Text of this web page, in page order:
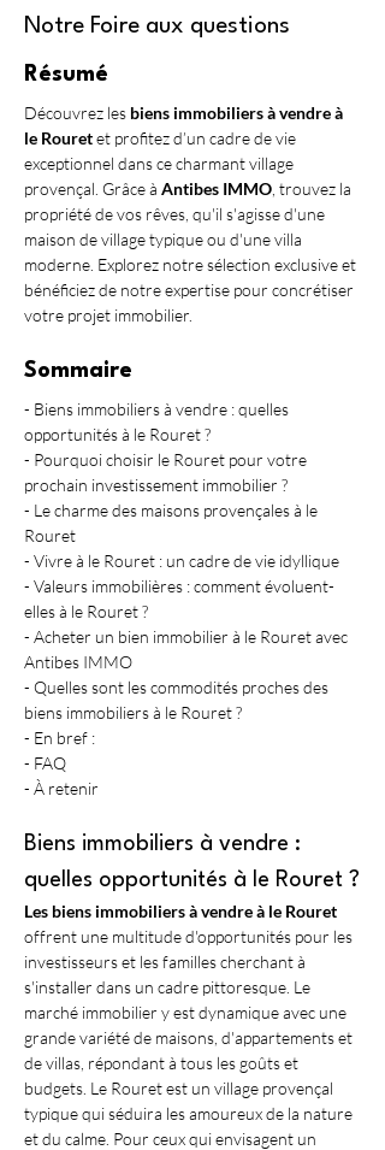
Notre Foire aux questions
Résumé
Découvrez les biens immobiliers à vendre à
le Rouret et profitez d’un cadre de vie
exceptionnel dans ce charmant village
provençal. Grâce à Antibes IMMO , trouvez la
propriété de vos rêves, qu'il s'agisse d'une
maison de village typique ou d'une villa
moderne. Explorez notre sélection exclusive et
bénéficiez de notre expertise pour concrétiser
votre projet immobilier.
Sommaire
- Biens immobiliers à vendre : quelles
opportunités à le Rouret ?
- Pourquoi choisir le Rouret pour votre
prochain investissement immobilier ?
- Le charme des maisons provençales à le
Rouret
- Vivre à le Rouret : un cadre de vie idyllique
- Valeurs immobilières : comment évoluent-
elles à le Rouret ?
- Acheter un bien immobilier à le Rouret avec
Antibes IMMO
- Quelles sont les commodités proches des
biens immobiliers à le Rouret ?
- En bref :
- FAQ
- À retenir
Biens immobiliers à vendre :
quelles opportunités à le Rouret ?
Les biens immobiliers à vendre à le Rouret
offrent une multitude d'opportunités pour les
investisseurs et les familles cherchant à
s'installer dans un cadre pittoresque. Le
marché immobilier y est dynamique avec une
grande variété de maisons, d'appartements et
de villas, répondant à tous les goûts et
budgets. Le Rouret est un village provençal
typique qui séduira les amoureux de la nature
et du calme. Pour ceux qui envisagent un